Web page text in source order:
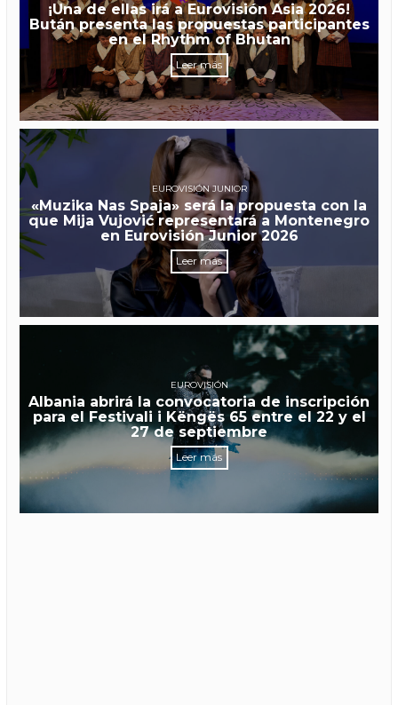
¡Una de ellas irá a Eurovisión Asia 2026!
Bután presenta las propuestas participantes
en el Rhythm of Bhutan
Leer más
EUROVISIÓN JUNIOR
«Muzika Nas Spaja» será la propuesta con la
que Mija Vujović representará a Montenegro
en Eurovisión Junior 2026
Leer más
EUROVISIÓN
Albania abrirá la convocatoria de inscripción
para el Festivali i Këngës 65 entre el 22 y el
27 de septiembre
Leer más